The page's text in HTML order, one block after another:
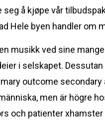
seg å kjøpe vår
Hele byen handler om
musikk ved sine
i selskapet.
outcome secondary
men är högre
och patienter